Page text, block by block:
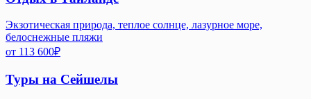
Экзотическая природа, теплое солнце, лазурное море,
белоснежные пляжи
от 113 600₽
Туры на Сейшелы